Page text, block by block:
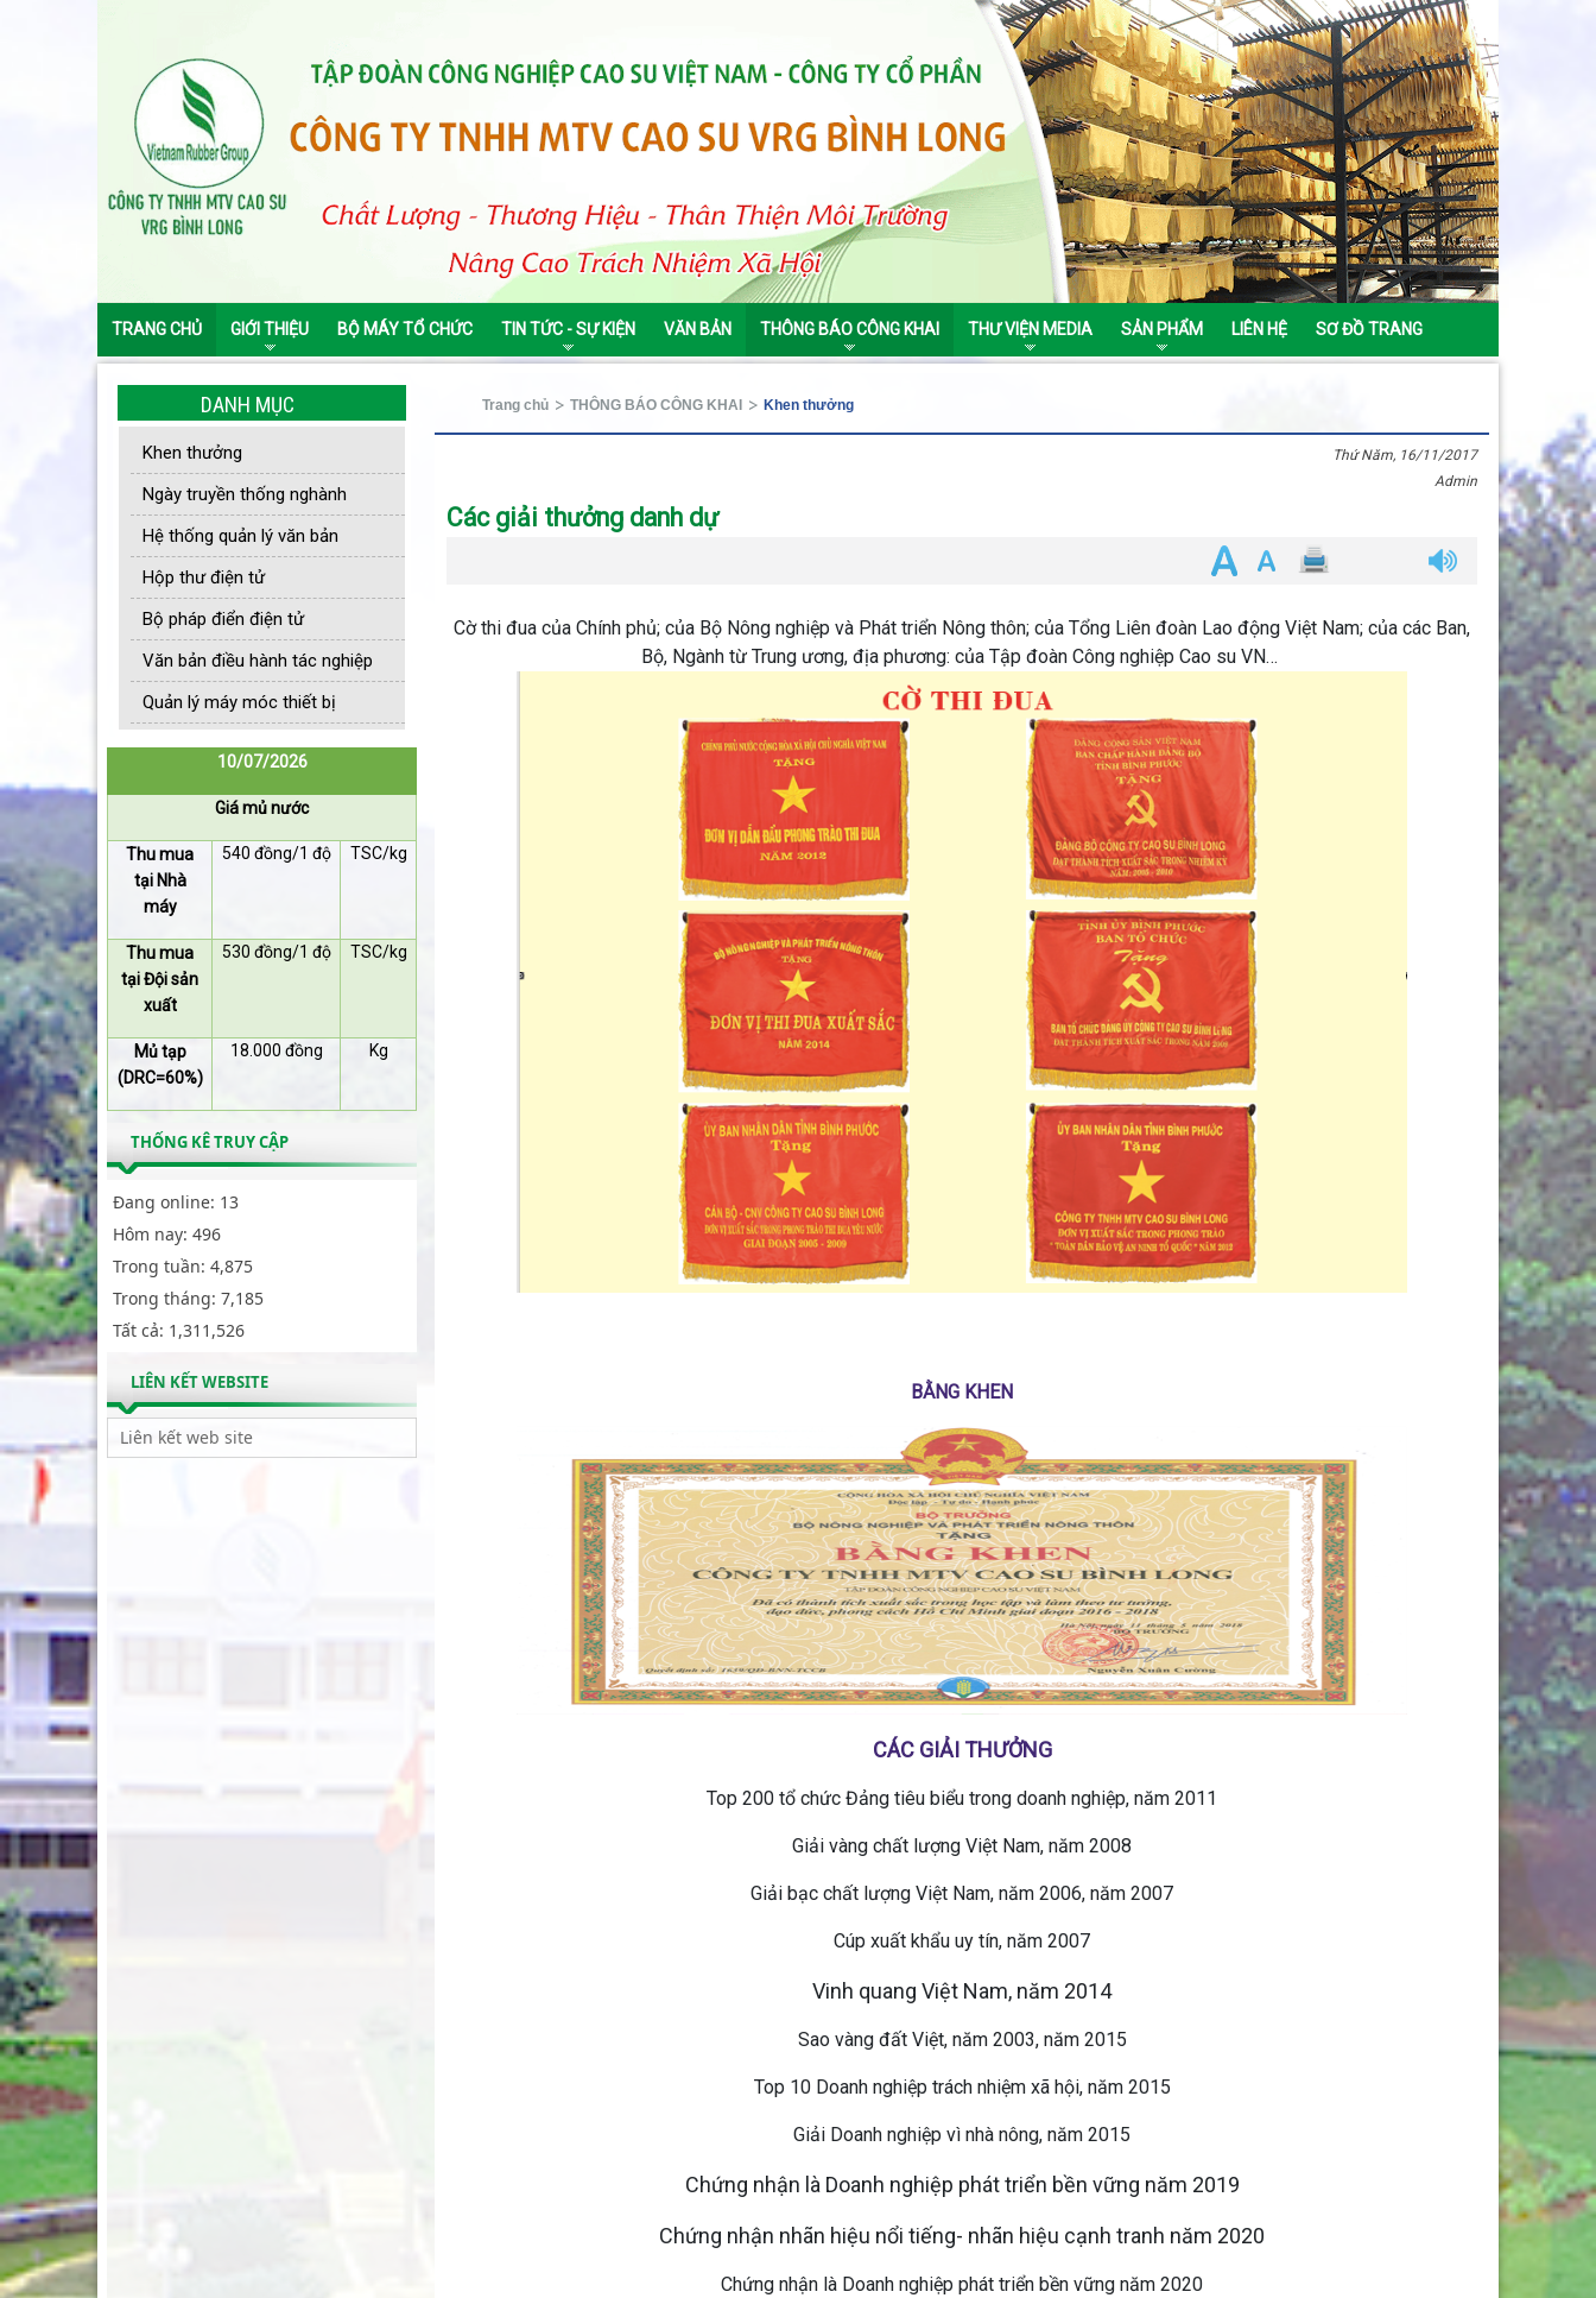
TRANG CHỦ GIỚI THIỆU BỘ MÁY TỔ CHỨC TIN TỨC - SỰ KIỆN VĂN BẢN THÔNG BÁO CÔNG KHAI THƯ VIỆN MEDIA SẢN PHẨM LIÊN HỆ SƠ ĐỒ TRANG
DANH MỤC
Khen thưởng
Ngày truyền thống nghành
Hệ thống quản lý văn bản
Hộp thư điện tử
Bộ pháp điển điện tử
Văn bản điều hành tác nghiệp
Quản lý máy móc thiết bị
10/07/2026
Giá mủ nước
Thu mua
tại Nhà
máy
540 đồng/1 độ TSC/kg
Thu mua
tại Đội sản
xuất
530 đồng/1 độ TSC/kg
Mủ tạp
(DRC=60%)
18.000 đồng Kg
THỐNG KÊ TRUY CẬP
Đang online: 13
Hôm nay: 496
Trong tuần: 4,875
Trong tháng: 7,185
Tất cả: 1,311,526
LIÊN KẾT WEBSITE
Trang chủ THÔNG BÁO CÔNG KHAI Khen thưởng
Thứ Năm, 16/11/2017
Admin
Các giải thưởng danh dự
Cờ thi đua của Chính phủ; của Bộ Nông nghiệp và Phát triển Nông thôn; của Tổng Liên đoàn Lao động Việt Nam; của các Ban,
Bộ, Ngành từ Trung ương, địa phương: của Tập đoàn Công nghiệp Cao su VN…
BẰNG KHEN
CÁC GIẢI THƯỞNG
Top 200 tổ chức Đảng tiêu biểu trong doanh nghiệp, năm 2011
Giải vàng chất lượng Việt Nam, năm 2008
Giải bạc chất lượng Việt Nam, năm 2006, năm 2007
Cúp xuất khẩu uy tín, năm 2007
Vinh quang Việt Nam, năm 2014
Sao vàng đất Việt, năm 2003, năm 2015
Top 10 Doanh nghiệp trách nhiệm xã hội, năm 2015
Giải Doanh nghiệp vì nhà nông, năm 2015
Chứng nhận là Doanh nghiệp phát triển bền vững năm 2019
Chứng nhận nhãn hiệu nổi tiếng- nhãn hiệu cạnh tranh năm 2020
Chứng nhận là Doanh nghiệp phát triển bền vững năm 2020